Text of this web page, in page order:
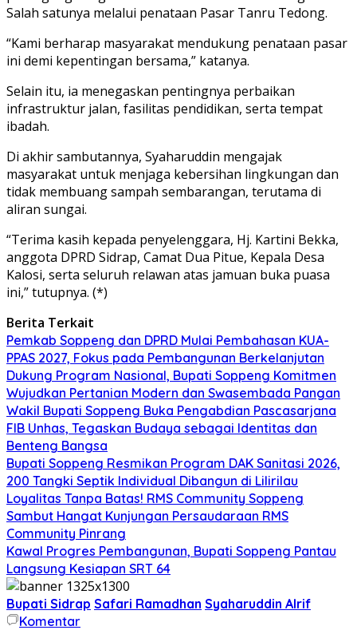
Salah satunya melalui penataan Pasar Tanru Tedong.
“Kami berharap masyarakat mendukung penataan pasar
ini demi kepentingan bersama,” katanya.
Selain itu, ia menegaskan pentingnya perbaikan
infrastruktur jalan, fasilitas pendidikan, serta tempat
ibadah.
Di akhir sambutannya, Syaharuddin mengajak
masyarakat untuk menjaga kebersihan lingkungan dan
tidak membuang sampah sembarangan, terutama di
aliran sungai.
“Terima kasih kepada penyelenggara, Hj. Kartini Bekka,
anggota DPRD Sidrap, Camat Dua Pitue, Kepala Desa
Kalosi, serta seluruh relawan atas jamuan buka puasa
ini,” tutupnya. (*)
Berita Terkait
Pemkab Soppeng dan DPRD Mulai Pembahasan KUA-
PPAS 2027, Fokus pada Pembangunan Berkelanjutan
Dukung Program Nasional, Bupati Soppeng Komitmen
Wujudkan Pertanian Modern dan Swasembada Pangan
Wakil Bupati Soppeng Buka Pengabdian Pascasarjana
FIB Unhas, Tegaskan Budaya sebagai Identitas dan
Benteng Bangsa
Bupati Soppeng Resmikan Program DAK Sanitasi 2026,
200 Tangki Septik Individual Dibangun di Lilirilau
Loyalitas Tanpa Batas! RMS Community Soppeng
Sambut Hangat Kunjungan Persaudaraan RMS
Community Pinrang
Kawal Progres Pembangunan, Bupati Soppeng Pantau
Langsung Kesiapan SRT 64
Bupati Sidrap Safari Ramadhan Syaharuddin Alrif
Komentar